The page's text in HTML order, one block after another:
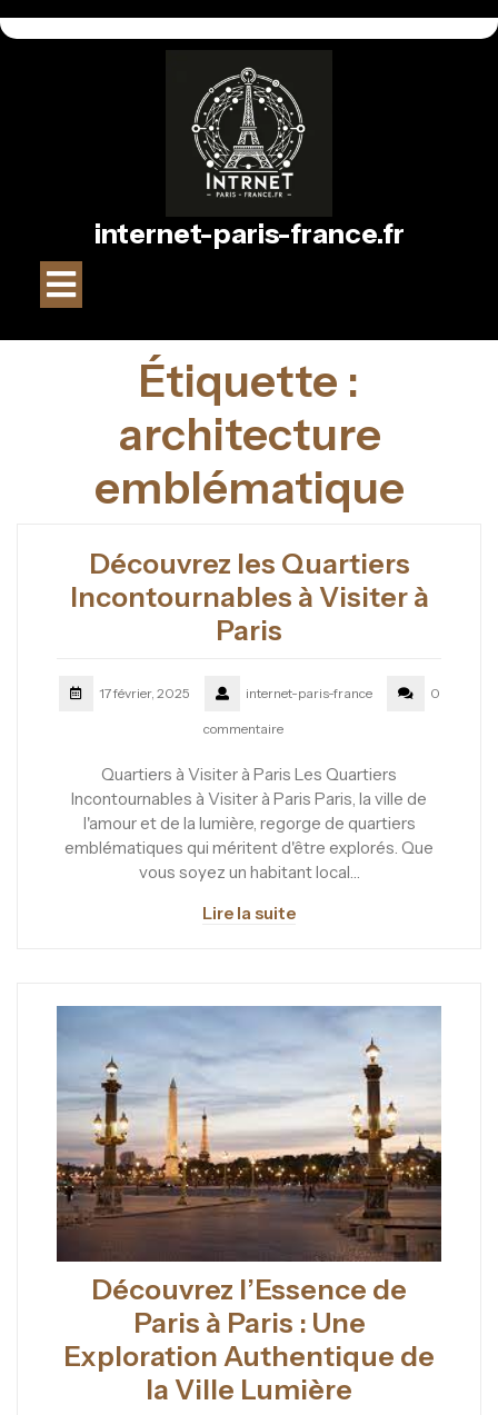
au
internet-paris-france.fr
Ouvrir
Étiquette :
architecture
emblématique
Découvrez les Quartiers
Incontournables à Visiter à
Paris
17 février, 2025 internet-paris-france 0
commentaire
Quartiers à Visiter à Paris Les Quartiers
Incontournables à Visiter à Paris Paris, la ville de
l'amour et de la lumière, regorge de quartiers
emblématiques qui méritent d'être explorés. Que
vous soyez un habitant local…
Lire la suite
Découvrez l’Essence de
Paris à Paris : Une
Exploration Authentique de
la Ville Lumière